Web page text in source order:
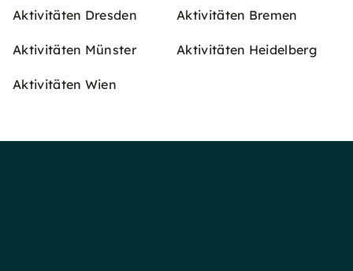
Aktivitäten Dresden Aktivitäten Bremen
Aktivitäten Münster Aktivitäten Heidelberg
Aktivitäten Wien